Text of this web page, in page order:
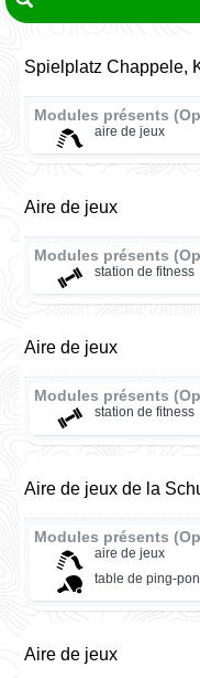
Spielplatz Chappele,
Modules présents
aire de jeux
Aire de jeux
Modules présents
station de fitness
Aire de jeux
Modules présents
station de fitness
Aire de jeux de la
Modules présents
aire de jeux
table de ping-
Aire de jeux